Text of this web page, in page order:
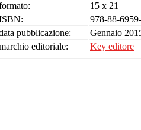
15 x 21
978-88-
pubblicazione:
Gennaio
editoriale:
Key editore